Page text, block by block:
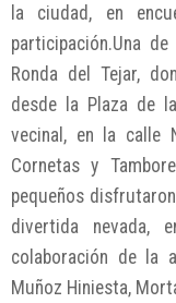
la ciudad, en
participación.Una
Ronda del Tejar,
desde la Plaza de
vecinal, en la calle
Cornetas y
pequeños
divertida nevada,
colaboración de la
Muñoz Hiniesta,